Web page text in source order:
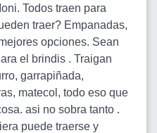
Todos traen para
traer? Empanadas,
opciones. Sean
el brindis . Traigan
garrapiñada,
matecol, todo eso que
asi no sobra tanto .
puede traerse y